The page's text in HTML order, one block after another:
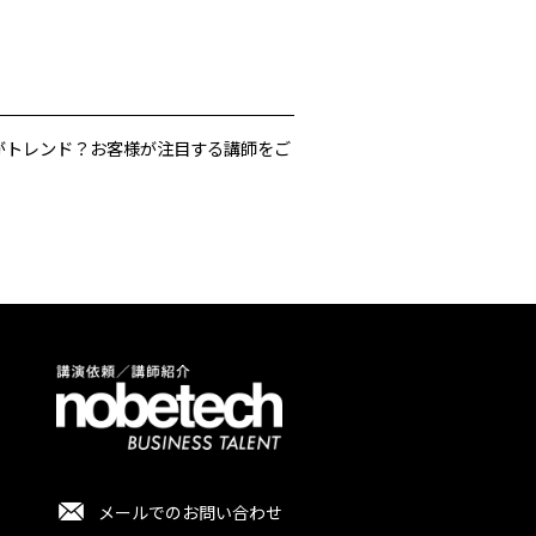
レンド？お客様が注目する講師をご
メールでのお問い合わせ